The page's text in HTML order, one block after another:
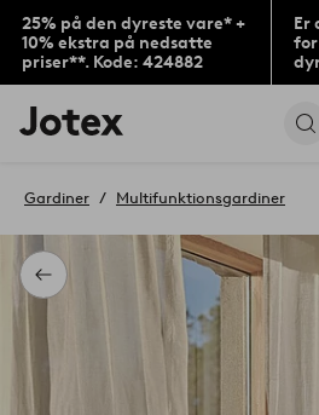
25% på den dyreste vare* +
10% ekstra på nedsatte
priser**. Kode: 424882
Er
for
Jotex
logo
til
Tilbage
Gardiner Multifunktionsgardiner